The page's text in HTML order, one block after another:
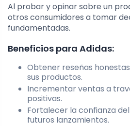
Al probar y opinar sobre un
otros consumidores a tomar
fundamentadas.
Beneficios para Adidas:
Obtener reseñas
sus productos.
Incrementar ventas a
positivas.
Fortalecer la confianza
futuros lanzamientos.